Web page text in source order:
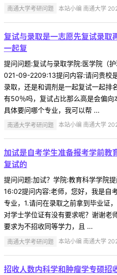
南通大学考研问题 本站小编 南通大学
复试与录取是一志愿先复试录取
一起复
提问问题:复试与录取学院:医学院（
021-09-2209:13提问内容:请问贵校
录取，还是和调剂是一起复试一起排
有50％吗，复试占比那么高是会偏
具体要问哪个专业，我可以帮 ...
南通大学考研问题 本站小编 南通大学
加试是自考学生准备报考学前教
复试的
提问问题:加试？学院:教育科学学院
16:02提问内容:老师，您好，我是自
专业，1.请问在录取之前拿到毕业证
对学士学位证有没有要求呢？谢谢老
要求为不招收同等学力，且 ...
南通大学考研问题 本站小编 南通大学
招收人数内科学和肿瘤学专硕招